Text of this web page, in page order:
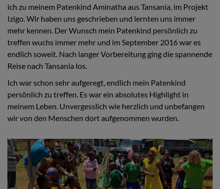
ich zu meinem Patenkind Aminatha aus Tansania, im Projekt
Izigo. Wir haben uns geschrieben und lernten uns immer
mehr kennen. Der Wunsch mein Patenkind persönlich zu
treffen wuchs immer mehr und im September 2016 war es
endlich soweit. Nach langer Vorbereitung ging die spannende
Reise nach Tansania los.
Ich war schon sehr aufgeregt, endlich mein Patenkind
persönlich zu treffen. Es war ein absolutes Highlight in
meinem Leben. Unvergesslich wie herzlich und unbefangen
wir von den Menschen dort aufgenommen wurden.